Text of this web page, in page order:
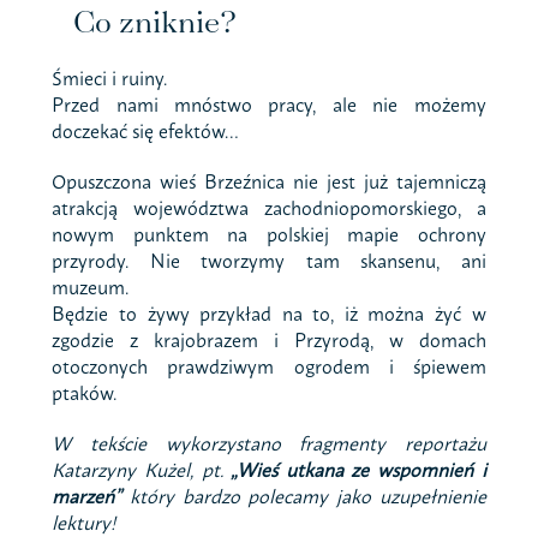
Co zniknie?
Śmieci i ruiny.
Przed nami mnóstwo pracy, ale nie możemy
doczekać się efektów…
Opuszczona wieś Brzeźnica nie jest już tajemniczą
atrakcją województwa zachodniopomorskiego, a
nowym punktem na polskiej mapie ochrony
przyrody. Nie tworzymy tam skansenu, ani
muzeum.
Będzie to żywy przykład na to, iż można żyć w
zgodzie z krajobrazem i Przyrodą, w domach
otoczonych prawdziwym ogrodem i śpiewem
ptaków.
W tekście wykorzystano fragmenty reportażu
Katarzyny Kużel, pt. „Wieś utkana ze wspomnień i
marzeń” który bardzo polecamy jako uzupełnienie
lektury!